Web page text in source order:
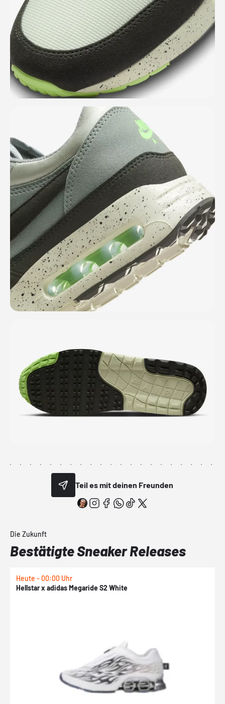
Teil es mit deinen Freunden
Die Zukunft
Bestätigte Sneaker Releases
Heute - 00:00 Uhr
Hellstar x adidas Megaride S2 White